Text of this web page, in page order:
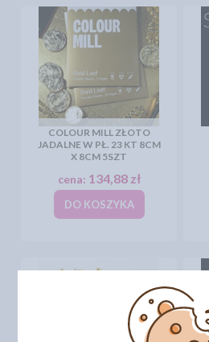
COLOUR MILL ZŁOTO
JADALNE W PŁ. 23 KT 8CM
X 8CM 5SZT
cena: 134,88 zł
DO KOSZYKA